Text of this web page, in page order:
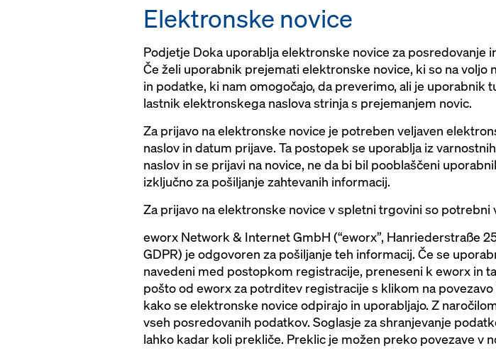
Elektronske novice
Podjetje Doka uporablja elektronske novice za posredovanje
Če želi uporabnik prejemati elektronske novice, ki so na
in podatke, ki nam omogočajo, da preverimo, ali je uporabnik
lastnik elektronskega naslova strinja s prejemanjem novic.
Za prijavo na elektronske novice je potreben veljaven
naslov in datum prijave. Ta postopek se uporablja iz
naslov in se prijavi na novice, ne da bi bil pooblaščeni
izključno za pošiljanje zahtevanih informacij.
Za prijavo na elektronske novice v spletni trgovini so
eworx Network & Internet GmbH (“eworx”, Hanriederstraße
GDPR) je odgovoren za pošiljanje teh informacij. Če se
navedeni med postopkom registracije, preneseni k eworx in
pošto od eworx za potrditev registracije s klikom na
kako se elektronske novice odpirajo in uporabljajo. Z
vseh posredovanih podatkov. Soglasje za shranjevanje
lahko kadar koli prekliče. Preklic je možen preko povezave v